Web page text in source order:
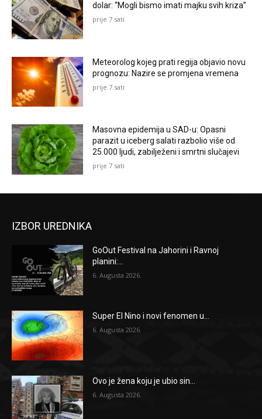
dolar: “Mogli bismo imati majku svih kriza”
prije 7 sati
Meteorolog kojeg prati regija objavio novu
prognozu: Nazire se promjena vremena
prije 7 sati
Masovna epidemija u SAD-u: Opasni
parazit u iceberg salati razbolio više od
25.000 ljudi, zabilježeni i smrtni slučajevi
prije 7 sati
IZBOR UREDNIKA
GoOut Festival na Jahorini i Ravnoj
planini:...
6. Augusta 2026.
Super El Nino i novi fenomen u...
6. Augusta 2026.
Ovo je žena koju je ubio sin...
6. Augusta 2026.